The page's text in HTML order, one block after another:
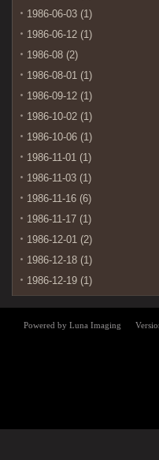
1986-06-03 (1)
1986-06-12 (1)
1986-08 (2)
1986-08-01 (1)
1986-09-12 (1)
1986-10-02 (1)
1986-10-06 (1)
1986-11-01 (1)
1986-11-03 (1)
1986-11-16 (6)
1986-11-17 (1)
1986-12-01 (2)
1986-12-18 (1)
1986-12-19 (1)